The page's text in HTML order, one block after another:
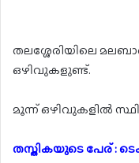
തലശ്ശേരിയിലെ
ഒഴിവുകളുണ്ട്.
മൂന്ന് ഒഴിവുകളിൽ
തസ്തികയുടെ പേര് :